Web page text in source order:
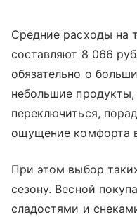
Средние расходы на
составляют 8 066
обязательно о
небольшие
переключиться,
ощущение комфорта
При этом выбор
сезону. Весной
сладостями и